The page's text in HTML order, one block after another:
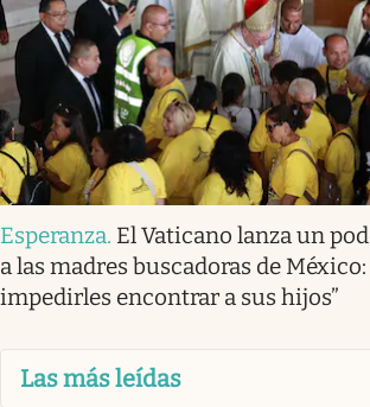
Esperanza. El Vaticano lanza un
a las madres buscadoras de
impedirles encontrar a sus hijos”
Las más leídas